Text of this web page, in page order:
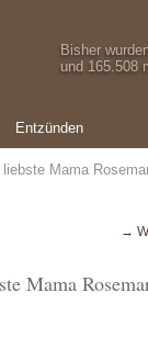
Bisher
und 165.508
Entzünden
liebste Mama
→
Mama